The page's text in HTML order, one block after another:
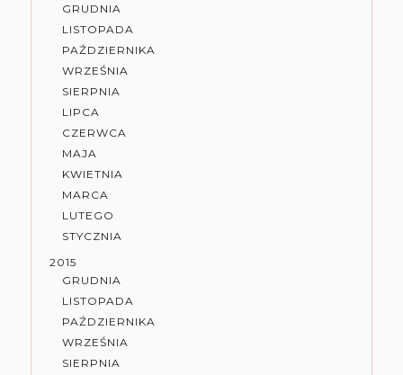
GRUDNIA
LISTOPADA
PAŹDZIERNIKA
WRZEŚNIA
SIERPNIA
LIPCA
CZERWCA
MAJA
KWIETNIA
MARCA
LUTEGO
STYCZNIA
2015
GRUDNIA
LISTOPADA
PAŹDZIERNIKA
WRZEŚNIA
SIERPNIA